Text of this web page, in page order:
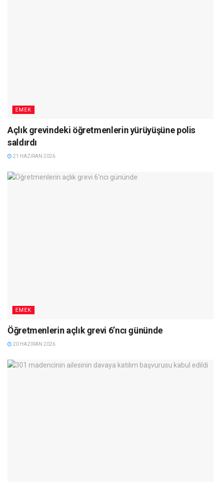
EMEK
Açlık grevindeki öğretmenlerin yürüyüşüne polis
saldırdı
21 HAZIRAN 2026
EMEK
Öğretmenlerin açlık grevi 6’ncı gününde
20 HAZIRAN 2026